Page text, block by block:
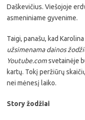
Daškevičius. Viešojoje
asmeniniame gyvenime.
Taigi, panašu, kad
užsimenama dainos
Youtube.comsvetainėje
kartų. Tokį peržiūrų
nei mėnesį laiko.
Story žodžiai